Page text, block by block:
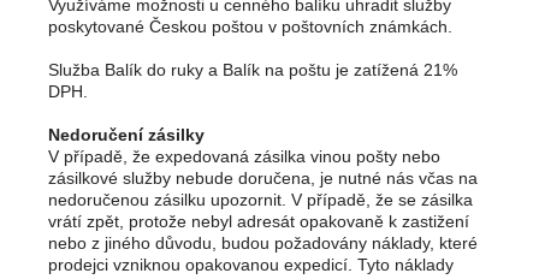
Využíváme možnosti u cenného balíku uhradit služby
poskytované Českou poštou v poštovních známkách.
Služba Balík do ruky a Balík na poštu je zatížená 21%
DPH.
Nedoručení zásilky
V případě, že expedovaná zásilka vinou pošty nebo
zásilkové služby nebude doručena, je nutné nás včas na
nedoručenou zásilku upozornit. V případě, že se zásilka
vrátí zpět, protože nebyl adresát opakovaně k zastižení
nebo z jiného důvodu, budou požadovány náklady, které
prodejci vzniknou opakovanou expedicí. Tyto náklady